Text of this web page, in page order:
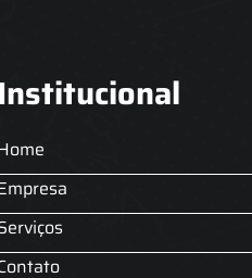
Institucional